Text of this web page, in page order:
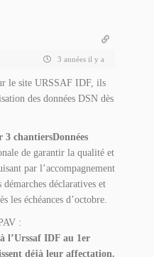
3 années il y a
le site URSSAF IDF, ils
des données DSN dès
3 chantiersDonnées
de garantir la qualité et
par l’accompagnement
déclaratives et
les échéances d’octobre.
:
l’Urssaf IDF au 1 er
déjà leur affectation.